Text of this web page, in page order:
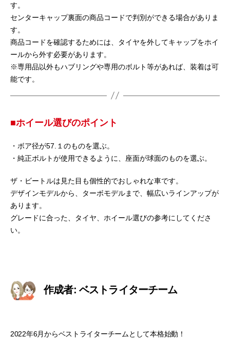
す。
センターキャップ裏面の商品コードで判別ができる場合がありま
す。
商品コードを確認するためには、タイヤを外してキャップをホイ
ールから外す必要があります。
※専用品以外もハブリングや専用のボルト等があれば、装着は可
能です。
■ホイール選びのポイント
・ボア径が57.１のものを選ぶ。
・純正ボルトが使用できるように、座面が球面のものを選ぶ。
ザ・ビートルは見た目も個性的でおしゃれな車です。
デザインモデルから、ターボモデルまで、幅広いラインアップが
あります。
グレードに合った、タイヤ、ホイール選びの参考にしてくださ
い。
作成者: ベストライターチーム
2022年6月からベストライターチームとして本格始動！